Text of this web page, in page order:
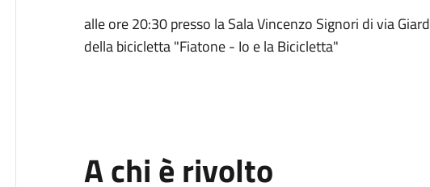
alle ore 20:30 presso la Sala Vincenzo Signori di via
della bicicletta "Fiatone - Io e la Bicicletta"
A chi è rivolto